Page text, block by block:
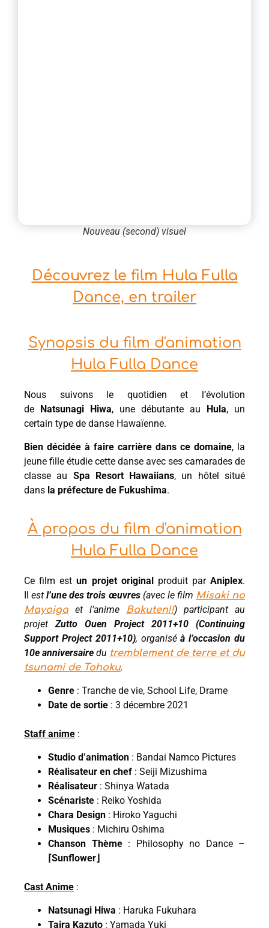
Nouveau (second) visuel
Découvrez le film Hula Fulla
Dance, en trailer
Synopsis du film d'animation
Hula Fulla Dance
Nous suivons le quotidien et l’évolution
de Natsunagi Hiwa, une débutante au Hula, un
certain type de danse Hawaïenne.
Bien décidée à faire carrière dans ce domaine, la
jeune fille étudie cette danse avec ses camarades de
classe au Spa Resort Hawaiians, un hôtel situé
dans la préfecture de Fukushima.
À propos du film d'animation
Hula Fulla Dance
Ce film estun projet originalproduit par Aniplex.
Il estl’une des trois œuvres(avec le film Misaki no
Mayoiga et l’anime Bakuten!!) participant au
projetZutto Ouen Project 2011+10 (Continuing
Support Project 2011+10), organiséà l’occasion du
10e anniversaire du tremblement de terre et du
tsunami de Tohoku.
Genre : Tranche de vie, School Life, Drame
Date de sortie : 3 décembre 2021
Staff anime :
Studio d’animation : Bandai Namco Pictures
Réalisateur en chef : Seiji Mizushima
Réalisateur : Shinya Watada
Scénariste : Reiko Yoshida
Chara Design : Hiroko Yaguchi
Musiques : Michiru Oshima
Chanson Thème: Philosophy no Dance –
⌈Sunflower⌋
Cast Anime :
Natsunagi Hiwa : Haruka Fukuhara
Taira Kazuto : Yamada Yuki